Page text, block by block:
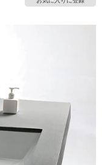
リア （外構）
リア・
品
・壁材
インタビュー
ート
ビーみのお
HDC
公開
3年保証
ュ
ノベ会社が
みつ
ノベりす